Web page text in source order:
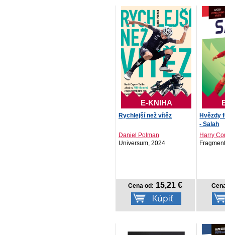
E-KNIHA
Rychlejší než vítěz
Daniel Polman
Universum, 2024
Cena od: 15,21 €
Hvězdy
- Salah
Harry